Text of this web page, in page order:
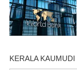
KERALA KAUMUDI